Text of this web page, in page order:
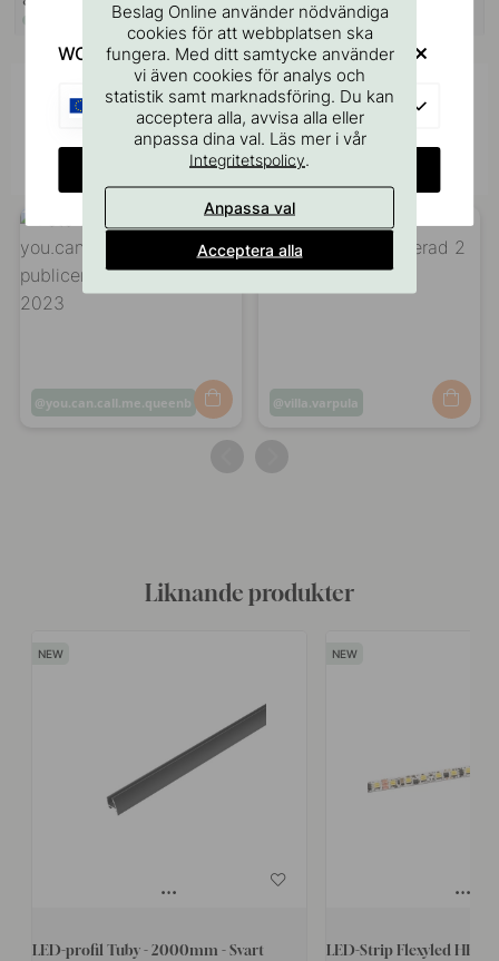
I lager
Inspireras av andra
Tagga dina bilder med #beslagonline &
@beslagonline för att synas här!
Inlägg
you.can.call.me.queenb
Inlägg
av
villa.varpula
Liknande produkter
LED-profil Tuby - 2000mm - Svart LED-Strip Flexyled HE6B
Beslag Online använder nödvändiga
cookies för att webbplatsen ska
fungera. Med ditt samtycke använder
vi även cookies för analys och
statistik samt marknadsföring. Du kan
acceptera alla, avvisa alla eller
anpassa dina val. Läs mer i vår
Integritetspolicy.
Anpassa val
Acceptera alla
WOULD YOU RATHER VISIT?
EU
CHANGE COUNTRY